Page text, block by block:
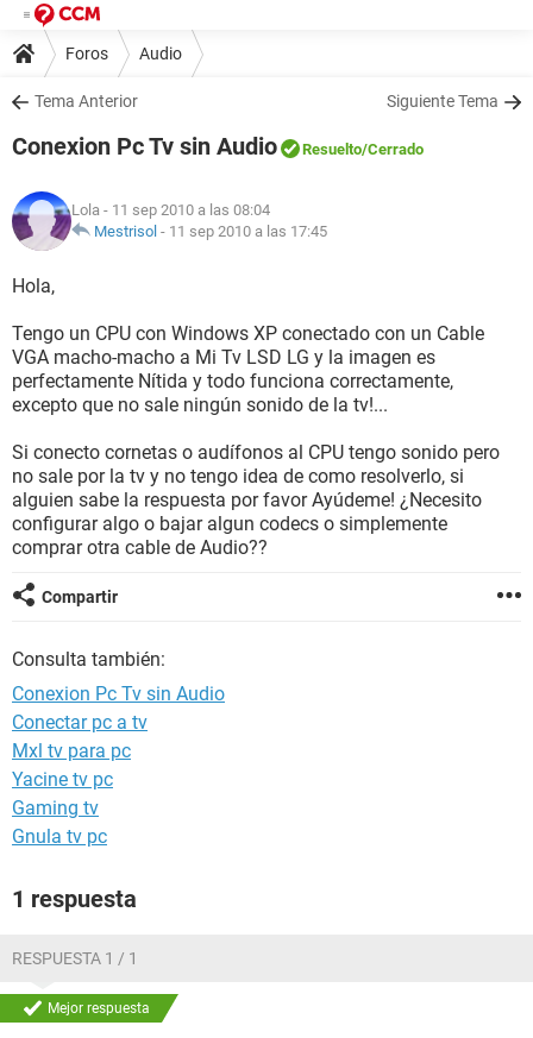
Foros Audio
Tema Anterior Siguiente Tema
Conexion Pc Tv sin Audio Resuelto/Cerrado
Lola - 11 sep 2010 a las 08:04
Mestrisol - 11 sep 2010 a las 17:45
Hola,
Tengo un CPU con Windows XP conectado con un Cable
VGA macho-macho a Mi Tv LSD LG y la imagen es
perfectamente Nítida y todo funciona correctamente,
excepto que no sale ningún sonido de la tv!...
Si conecto cornetas o audífonos al CPU tengo sonido pero
no sale por la tv y no tengo idea de como resolverlo, si
alguien sabe la respuesta por favor Ayúdeme! ¿Necesito
configurar algo o bajar algun codecs o simplemente
comprar otra cable de Audio??
Compartir
Consulta también:
Conexion Pc Tv sin Audio
Conectar pc a tv
Mxl tv para pc
Yacine tv pc
Gaming tv
Gnula tv pc
1 respuesta
RESPUESTA 1 / 1
Mejor respuesta